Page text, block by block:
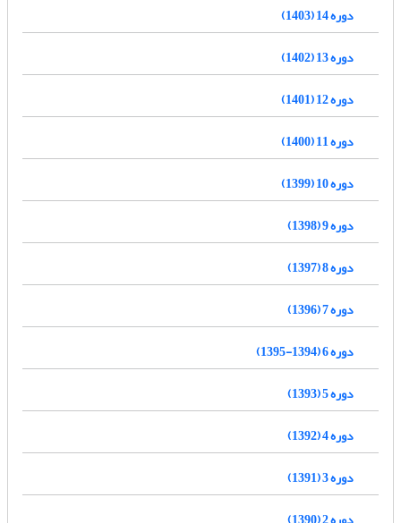
دوره 14 (1403)
دوره 13 (1402)
دوره 12 (1401)
دوره 11 (1400)
دوره 10 (1399)
دوره 9 (1398)
دوره 8 (1397)
دوره 7 (1396)
دوره 6 (1394-1395)
دوره 5 (1393)
دوره 4 (1392)
دوره 3 (1391)